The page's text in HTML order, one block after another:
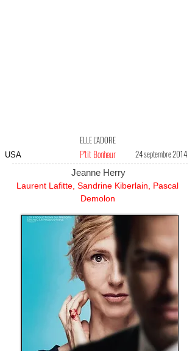
ELLE L'ADORE
USA P'tit Bonheur 24 septembre 2014
Jeanne Herry
Laurent Lafitte, Sandrine Kiberlain, Pascal
Demolon